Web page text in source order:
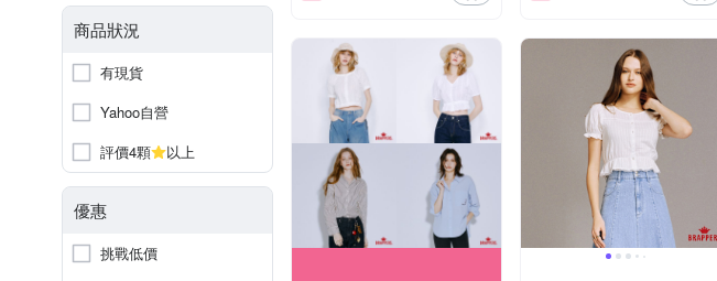
商品狀況
有現貨
Yahoo自營
評價4顆
以上
優惠
挑戰低價